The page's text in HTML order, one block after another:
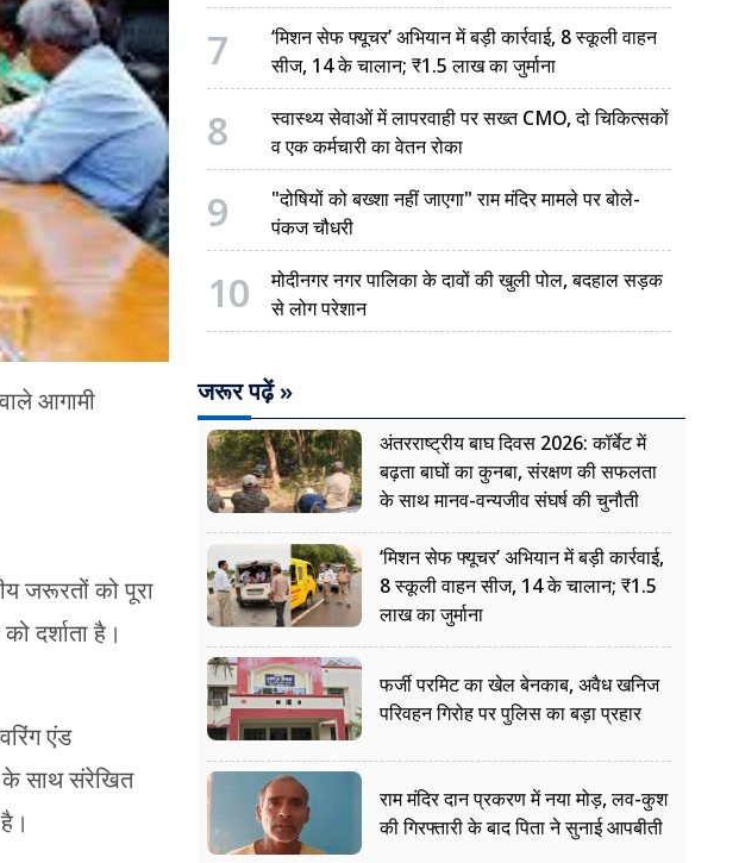
आगामी
जरूरतों को पूरा
दर्शाता है।
एंड
के साथ संरेखित
7
‘मिशन सेफ फ्यूचर’ अभियान में बड़ी कार्रवाई, 8 स्कूली वाहन
सीज, 14 के चालान; ₹1.5 लाख का जुर्माना
8
स्वास्थ्य सेवाओं में लापरवाही पर सख्त CMO, दो चिकित्सकों
व एक कर्मचारी का वेतन रोका
9
"दोषियों को बख्शा नहीं जाएगा" राम मंदिर मामले पर बोले-
पंकज चौधरी
10
मोदीनगर नगर पालिका के दावों की खुली पोल, बदहाल सड़क
से लोग परेशान
जरूर पढ़ें »
अंतरराष्ट्रीय बाघ दिवस 2026: कॉर्बेट में
बढ़ता बाघों का कुनबा, संरक्षण की सफलता
के साथ मानव-वन्यजीव संघर्ष की चुनौती
‘मिशन सेफ फ्यूचर’ अभियान में बड़ी कार्रवाई,
8 स्कूली वाहन सीज, 14 के चालान; ₹1.5
लाख का जुर्माना
फर्जी परमिट का खेल बेनकाब, अवैध खनिज
परिवहन गिरोह पर पुलिस का बड़ा प्रहार
राम मंदिर दान प्रकरण में नया मोड़, लव-कुश
की गिरफ्तारी के बाद पिता ने सुनाई आपबीती